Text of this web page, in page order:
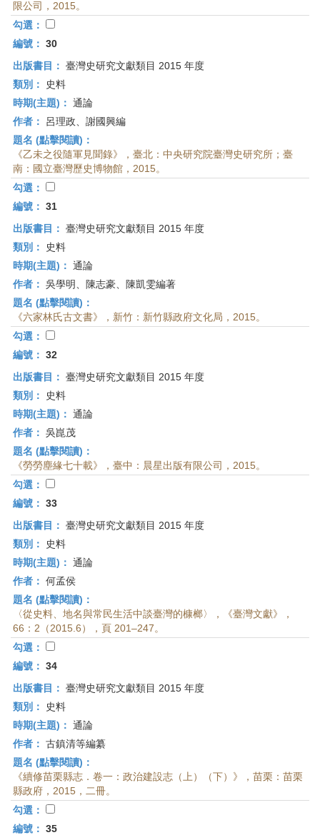
限公司，2015。
勾選：
編號： 30
出版書目： 臺灣史研究文獻類目 2015 年度
類別：
史料
時期(主題)： 通論
作者：
呂理政、謝國興編
題名 (點擊閱讀)：
《乙未之役隨軍見聞錄》，臺北：中央研究院臺灣史研究所；臺
南：國立臺灣歷史博物館，2015。
勾選：
編號： 31
出版書目： 臺灣史研究文獻類目 2015 年度
類別：
史料
時期(主題)： 通論
作者： 吳學明、陳志豪、陳凱雯編著
題名 (點擊閱讀)：
《六家林氏古文書》，新竹：新竹縣政府文化局，2015。
勾選：
編號： 32
出版書目： 臺灣史研究文獻類目 2015 年度
類別：
史料
時期(主題)： 通論
作者： 吳崑茂
題名 (點擊閱讀)：
《勞勞塵緣七十載》，臺中：晨星出版有限公司，2015。
勾選：
編號： 33
出版書目： 臺灣史研究文獻類目 2015 年度
類別：
史料
時期(主題)： 通論
作者： 何孟侯
題名 (點擊閱讀)：
〈從史料、地名與常民生活中談臺灣的槺榔〉，《臺灣文獻》，
66：2（2015.6），頁 201–247。
勾選：
編號： 34
出版書目： 臺灣史研究文獻類目 2015 年度
類別：
史料
時期(主題)： 通論
作者： 古鎮清等編纂
題名 (點擊閱讀)：
《續修苗栗縣志．卷一：政治建設志（上）（下）》，苗栗：苗栗
縣政府，2015，二冊。
勾選：
編號： 35